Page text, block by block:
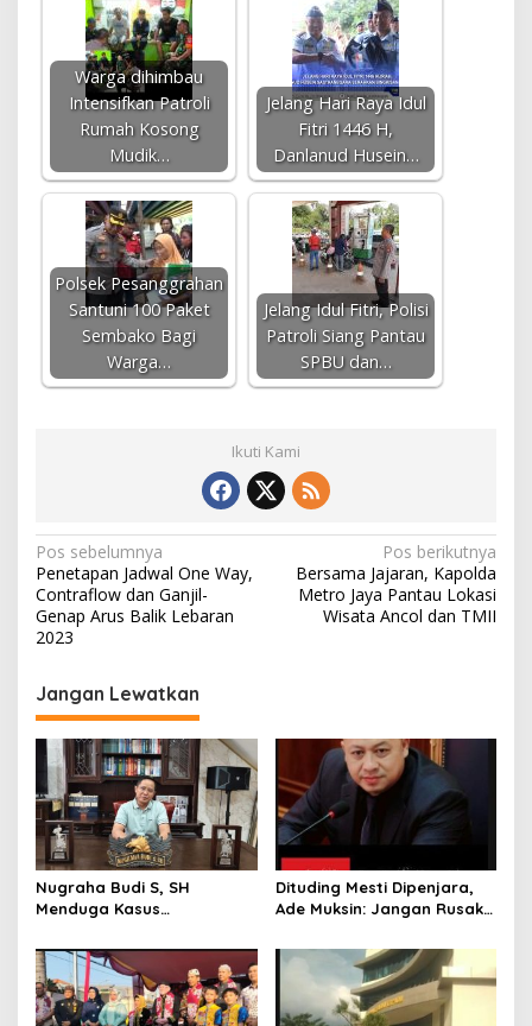
Warga dihimbau
Intensifkan Patroli
Rumah Kosong
Mudik…
Jelang Hari Raya Idul
Fitri 1446 H,
Danlanud Husein…
Polsek Pesanggrahan
Santuni 100 Paket
Sembako Bagi
Warga…
Jelang Idul Fitri, Polisi
Patroli Siang Pantau
SPBU dan…
Ikuti Kami
N
a
v
g
a
s
i
p
o
s
Pos sebelumnya
Penetapan Jadwal One Way,
Contraflow dan Ganjil-
Genap Arus Balik Lebaran
2023
Pos berikutnya
Bersama Jajaran, Kapolda
Metro Jaya Pantau Lokasi
Wisata Ancol dan TMII
Jangan Lewatkan
Nugraha Budi S, SH
Menduga Kasus
Penganiayaan Abdul Latif,
Pelaku Dipengaruhi
Narkoba, Tes Urine Mesti
dilakukan Polisi ?
Dituding Mesti Dipenjara,
Ade Muksin: Jangan Rusak
Tanpa Konfirmasi dan